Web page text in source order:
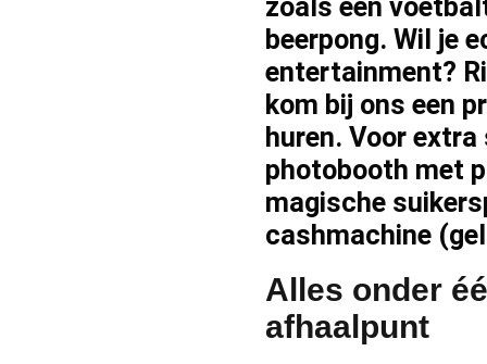
beerpong. Wil je
entertainment?
kom bij ons een
huren. Voor
photobooth met
magische
cashmachine
Alles onder
afhaalpunt